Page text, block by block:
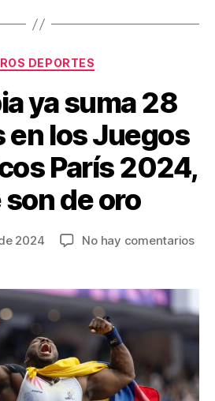
Categorías
DEPORTES
ya suma 28
en los Juegos
París 2024,
de oro
2024 No hay comentariosen
28
en